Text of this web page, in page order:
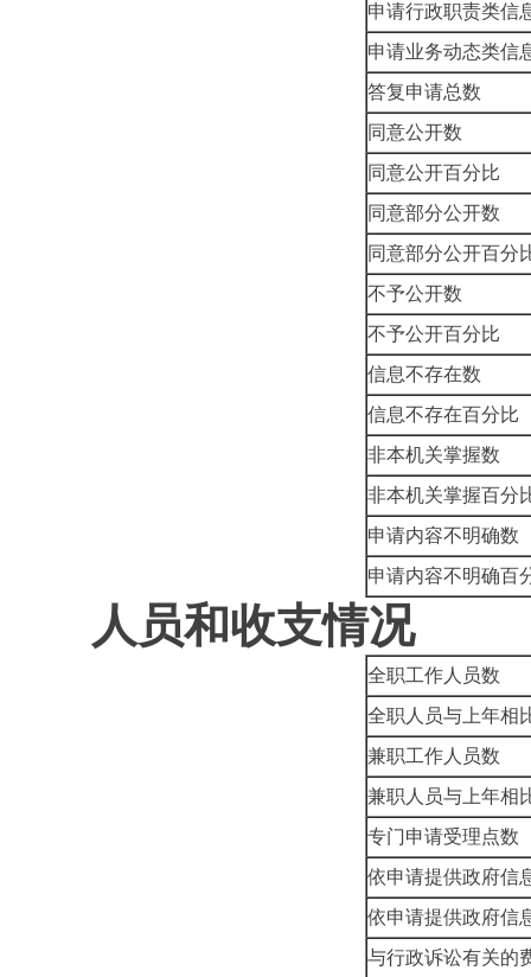
申请行政职责类信
申请业务动态类信
答复申请总数
同意公开数
同意公开百分比
同意部分公开数
同意部分公开百分
不予公开数
不予公开百分比
信息不存在数
信息不存在百分比
非本机关掌握数
非本机关掌握百分
申请内容不明确数
申请内容不明确百
人员和收支情况
全职工作人员数
全职人员与上年相
兼职工作人员数
兼职人员与上年相
专门申请受理点数
依申请提供政府信
依申请提供政府信
与行政诉讼有关的